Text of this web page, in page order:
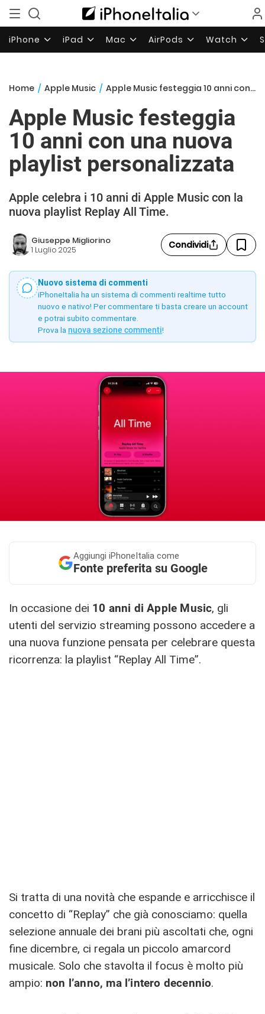
iPhone iPad Mac AirPods Watch
Home / Apple Music / Apple Music festeggia 10 anni con una nuova playlist personalizzata
Apple Music festeggia
10 anni con una nuova
playlist personalizzata
Apple celebra i 10 anni di Apple Music con la
nuova playlist Replay All Time.
Giuseppe Migliorino
1 Luglio 2025 Condividi
Nuovo sistema di commenti
iPhoneItalia ha un sistema di commenti realtime tutto
nuovo e nativo! Per commentare ti basta creare un account
e potrai subito commentare.
Prova la nuova sezione commenti!
Aggiungi iPhoneItalia come
Fonte preferita su Google
In occasione dei 10 anni di Apple Music, gli
utenti del servizio streaming possono accedere a
una nuova funzione pensata per celebrare questa
ricorrenza: la playlist “Replay All Time”.
Si tratta di una novità che espande e arricchisce il
concetto di “Replay” che già conosciamo: quella
selezione annuale dei brani più ascoltati che, ogni
fine dicembre, ci regala un piccolo amarcord
musicale. Solo che stavolta il focus è molto più
ampio: non l’anno, ma l’intero decennio.